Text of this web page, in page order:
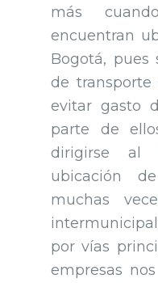
más
encuentran
Bogotá, pues
de transporte
evitar gasto
parte de
dirigirse al
ubicación
muchas
por vías
empresas